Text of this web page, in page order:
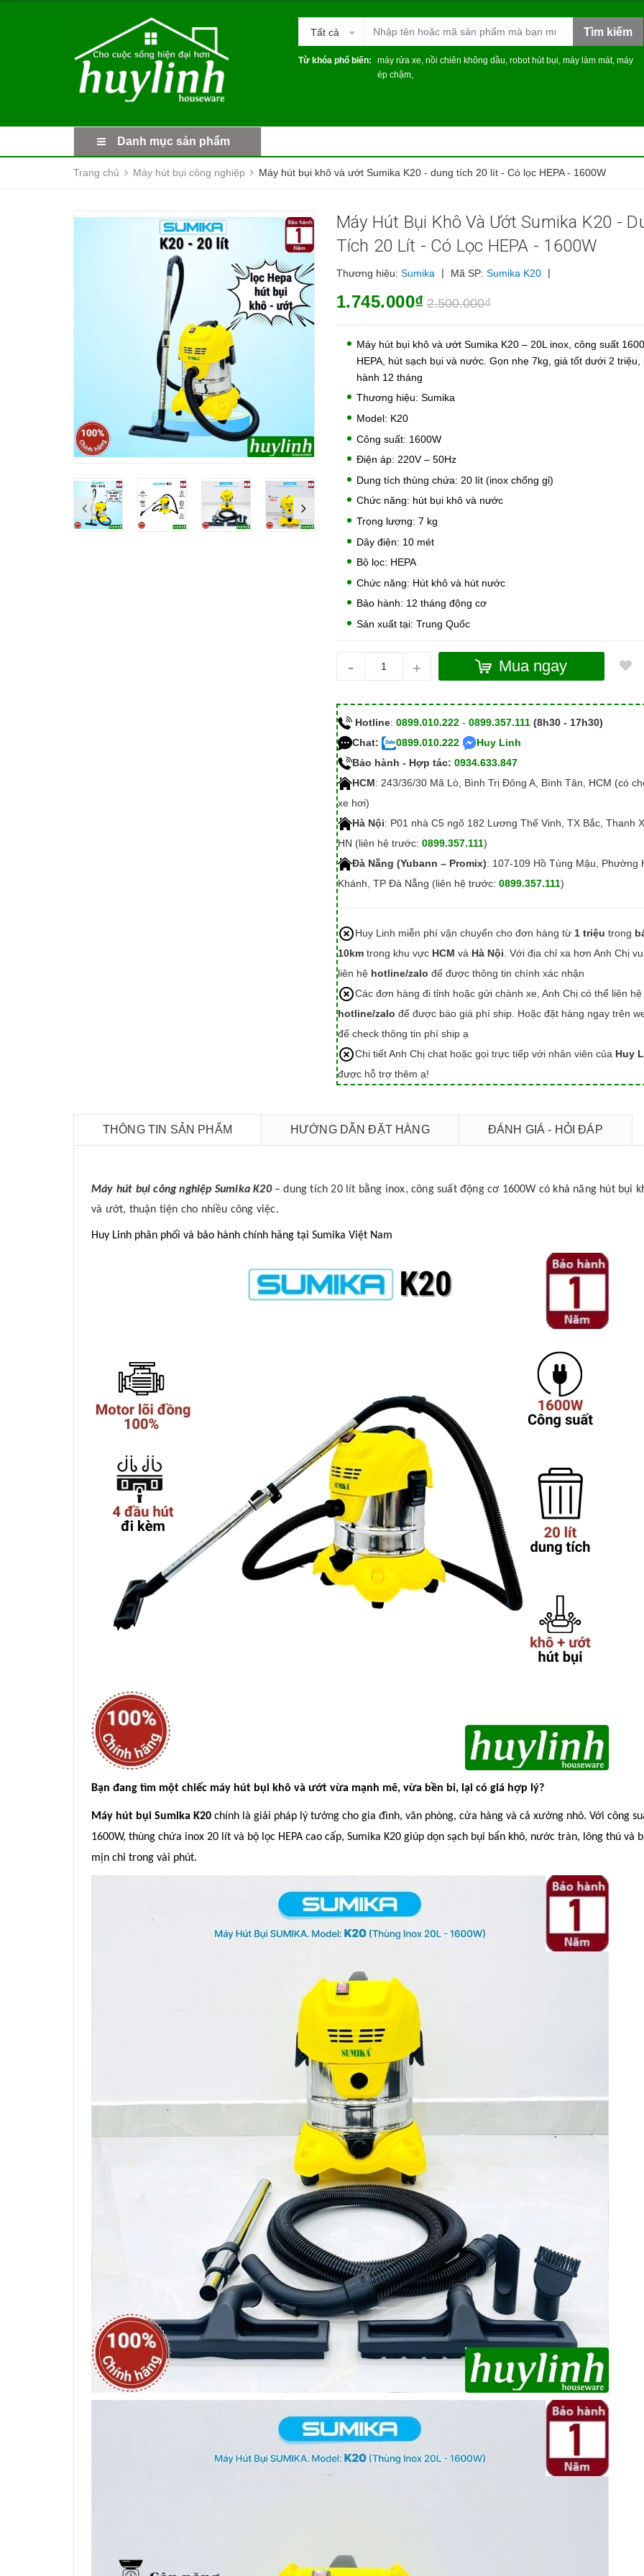
Tất cả Tìm kiếm
Từ khóa phổ biến: máy rửa xe, nồi chiên không dầu, robot hút bụi, máy làm mát, máy
ép chậm,
Danh mục sản phẩm
Trang chủ Máy hút bụi công nghiệp Máy hút bụi khô và ướt Sumika K20 - dung tích 20 lít - Có lọc HEPA - 1600W
Máy Hút Bụi Khô Và Ướt Sumika K20 -
Tích 20 Lít - Có Lọc HEPA - 1600W
Thương hiệu: Sumika | Mã SP: Sumika K20 |
1.745.000₫ 2.500.000₫
Máy hút bụi khô và ướt Sumika K20 – 20L inox, công suất
HEPA, hút sạch bụi và nước. Gọn nhẹ 7kg, giá tốt dưới 2 triệu,
hành 12 tháng
Thương hiệu: Sumika
Model: K20
Công suất: 1600W
Điện áp: 220V – 50Hz
Dung tích thùng chứa: 20 lít (inox chống gỉ)
Chức năng: hút bụi khô và nước
Trọng lượng: 7 kg
Dây điện: 10 mét
Bộ lọc: HEPA
Chức năng: Hút khô và hút nước
Bảo hành: 12 tháng động cơ
Sản xuất tại: Trung Quốc
- + Mua ngay
Hotline: 0899.010.222- 0899.357.111 (8h30 - 17h30)
Chat:
0899.010.222
Huy Linh
Bảo hành - Hợp tác: 0934.633.847
HCM: 243/36/30 Mã Lò, Bình Trị Đông A, Bình Tân, HCM (có
xe hơi)
Hà Nội: P01 nhà C5 ngõ 182 Lương Thế Vinh, TX Bắc, Thanh
HN (liên hệ trước: 0899.357.111)
Đà Nẵng (Yubann – Promix): 107-109 Hồ Tùng Mậu, Phường
Khánh, TP Đà Nẵng (liên hệ trước: 0899.357.111)
Huy Linh miễn phí vận chuyển cho đơn hàng từ 1 triệu trong
10kmtrong khu vực HCM và Hà Nội . Với địa chỉ xa hơn Anh Chị
liên hệ hotline/zalo để được thông tin chính xác nhận
Các đơn hàng đi tỉnh hoặc gửi chành xe, Anh Chị có thể liên hệ
hotline/zalo để được báo giá phí ship. Hoặc đặt hàng ngay trên
để check thông tin phí ship ạ
Chi tiết Anh Chị chat hoặc gọi trực tiếp với nhân viên của Huy
được hỗ trợ thêm ạ!
THÔNG TIN SẢN PHẨM HƯỚNG DẪN ĐẶT HÀNG ĐÁNH GIÁ - HỎI ĐÁP
Máy hút bụi công nghiệp Sumika K20– dung tích 20 lít bằng inox, công suất động cơ 1600W có khả năng hút bụi
và ướt, thuận tiện cho nhiều công việc.
Huy Linh phân phối và bảo hành chính hãng tại Sumika Việt Nam
Bạn đang tìm một chiếc máy hút bụi khô và ướt vừa mạnh mẽ, vừa bền bỉ, lại có giá hợp lý?
Máy hút bụi Sumika K20 chính là giải pháp lý tưởng cho gia đình, văn phòng, cửa hàng và cả xưởng nhỏ. Với công
1600W, thùng chứa inox 20 lít và bộ lọc HEPA cao cấp, Sumika K20 giúp dọn sạch bụi bẩn khô, nước tràn, lông thú và
mịn chỉ trong vài phút.